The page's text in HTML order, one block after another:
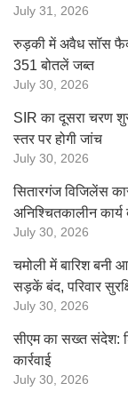
July 31, 2026
रुड़की में अवैध सॉस
351 बोतलें जब्त
July 30, 2026
SIR का दूसरा चरण
स्तर पर होगी जांच
July 30, 2026
सितारगंज विजिलेंस
अनिश्चितकालीन कार्य
July 30, 2026
चमोली में बारिश
सड़कें बंद, परिवार
July 30, 2026
सीएम का सख्त संदेश:
कार्रवाई
July 30, 2026